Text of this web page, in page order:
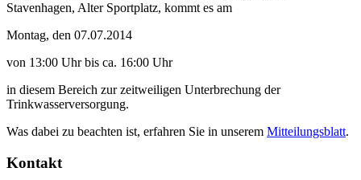
Stavenhagen, Alter Sportplatz, kommt es am
Montag, den 07.07.2014
von 13:00 Uhr bis ca. 16:00 Uhr
in diesem Bereich zur zeitweiligen Unterbrechung der
Trinkwasserversorgung.
Was dabei zu beachten ist, erfahren Sie in unserem Mitteilungsblatt.
Kontakt